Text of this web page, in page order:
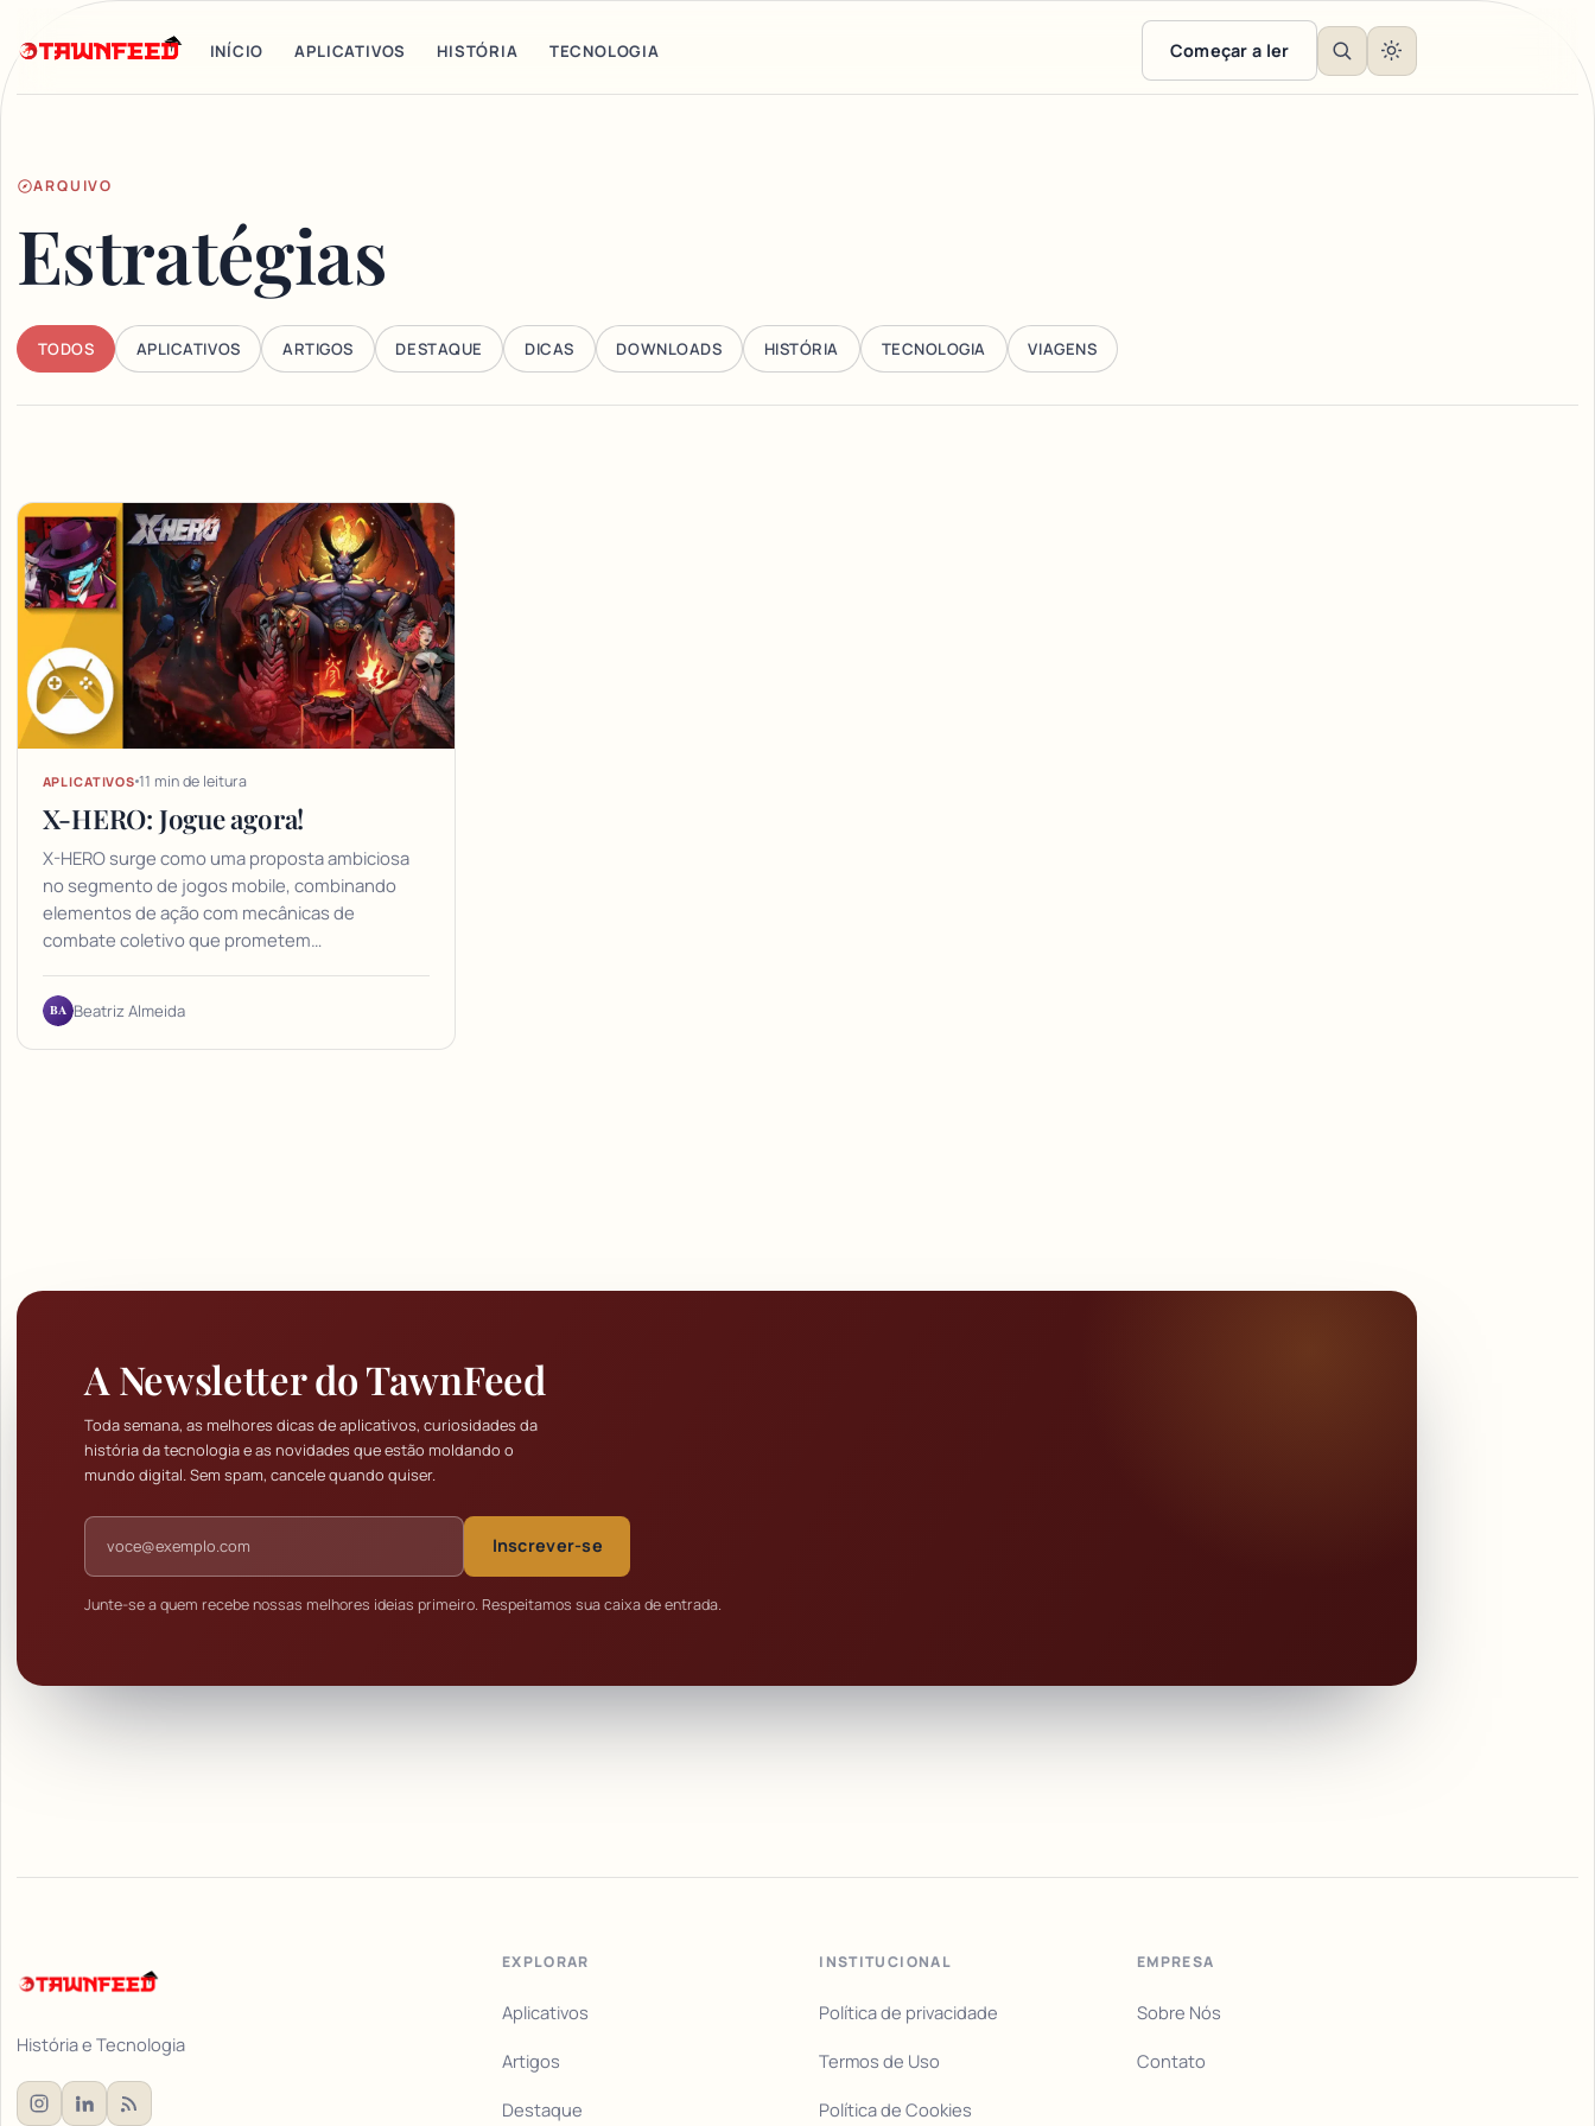
INÍCIO APLICATIVOS HISTÓRIA TECNOLOGIA Começar a ler
ARQUIVO
Estratégias
TODOS APLICATIVOS ARTIGOS DESTAQUE DICAS DOWNLOADS HISTÓRIA TECNOLOGIA VIAGENS
Articles
APLICATIVOS 11 min de leitura
X-HERO: Jogue agora!
X-HERO surge como uma proposta ambiciosa
no segmento de jogos mobile, combinando
elementos de ação com mecânicas de
combate coletivo que prometem…
BA Beatriz Almeida
A Newsletter do TawnFeed
Toda semana, as melhores dicas de aplicativos, curiosidades da
história da tecnologia e as novidades que estão moldando o
mundo digital. Sem spam, cancele quando quiser.
Endereço de e-mail
Inscrever-se
Junte-se a quem recebe nossas melhores ideias primeiro. Respeitamos sua caixa de entrada.
História e Tecnologia
EXPLORAR
Aplicativos
Artigos
Destaque
INSTITUCIONAL
Política de privacidade
Termos de Uso
Política de Cookies
EMPRESA
Sobre Nós
Contato